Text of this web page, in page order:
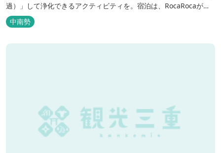
過）」して浄化できるアクティビティを。宿泊は、RocaRocaが運
営する「キャンプスタイルの宿やまがら」へ！
中南勢